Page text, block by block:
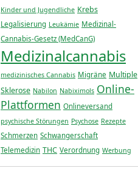
Kinder und Jugendliche Krebs
Legalisierung Leukämie Medizinal-
Cannabis-Gesetz (MedCanG)
Medizinalcannabis
medizinisches Cannabis Migräne Multiple
Sklerose Nabilon Nabiximols Online-
Plattformen Onlineversand
psychische Störungen Psychose Rezepte
Schmerzen Schwangerschaft
Telemedizin THC Verordnung Werbung